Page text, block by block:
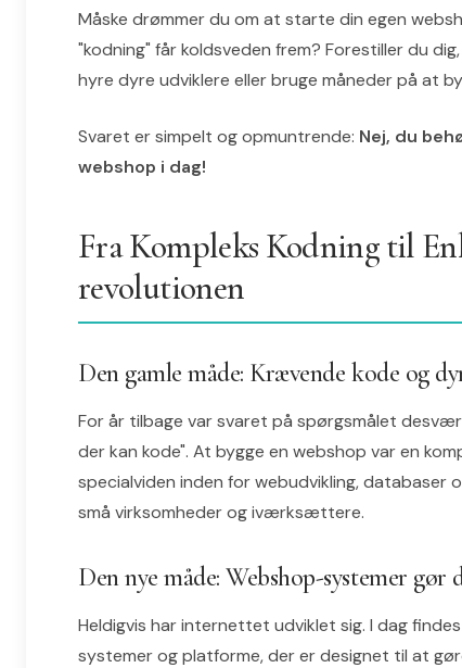
Måske drømmer du om at starte din egen
"kodning" får koldsveden frem? Forestiller du
hyre dyre udviklere eller bruge måneder på at
Svaret er simpelt og opmuntrende: Nej, du
webshop i dag!
Fra Kompleks Kodning til
revolutionen
Den gamle måde: Krævende kode og
For år tilbage var svaret på spørgsmålet
der kan kode". At bygge en webshop var en
specialviden inden for webudvikling,
små virksomheder og iværksættere.
Den nye måde: Webshop-systemer gør
Heldigvis har internettet udviklet sig. I dag
systemer og platforme, der er designet til at